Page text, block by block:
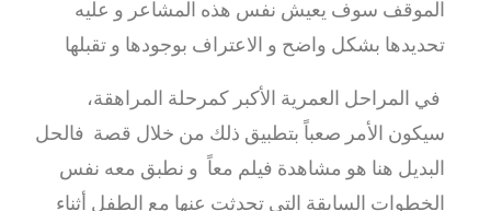
الموقف سوف يعيش نفس هذه المشاعر و عليه
تحديدها بشكل واضح و الاعتراف بوجودها و تقبلها
في المراحل العمرية الأكبر كمرحلة المراهقة،
سيكون الأمر صعباً بتطبيق ذلك من خلال قصة فالحل
البديل هنا هو مشاهدة فيلم معاً و نطبق معه نفس
الخطوات السابقة التي تحدثت عنها مع الطفل أثناء